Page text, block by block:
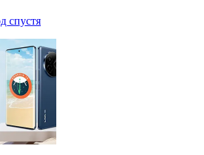
спустя